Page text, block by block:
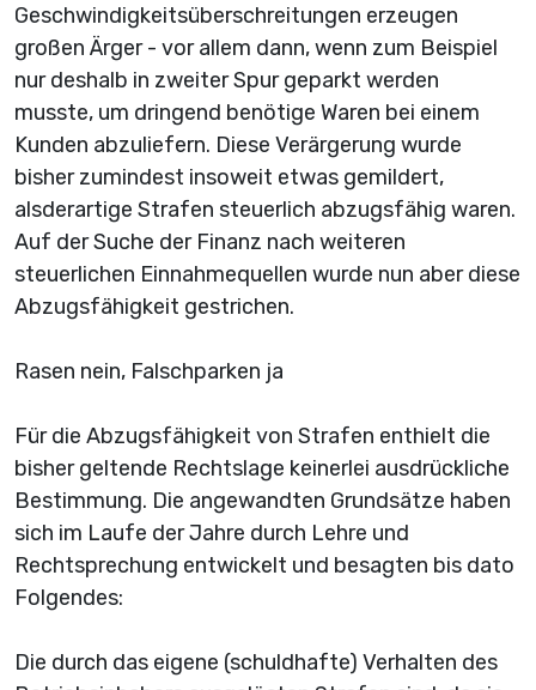
Geschwindigkeitsüberschreitungen erzeugen
großen Ärger - vor allem dann, wenn zum Beispiel
nur deshalb in zweiter Spur geparkt werden
musste, um dringend benötige Waren bei einem
Kunden abzuliefern. Diese Verärgerung wurde
bisher zumindest insoweit etwas gemildert,
alsderartige Strafen steuerlich abzugsfähig waren.
Auf der Suche der Finanz nach weiteren
steuerlichen Einnahmequellen wurde nun aber diese
Abzugsfähigkeit gestrichen.
Rasen nein, Falschparken ja
Für die Abzugsfähigkeit von Strafen enthielt die
bisher geltende Rechtslage keinerlei ausdrückliche
Bestimmung. Die angewandten Grundsätze haben
sich im Laufe der Jahre durch Lehre und
Rechtsprechung entwickelt und besagten bis dato
Folgendes:
Die durch das eigene (schuldhafte) Verhalten des